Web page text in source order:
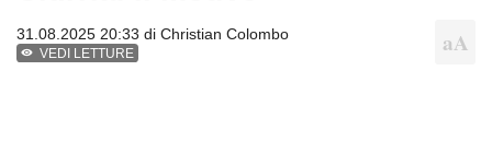
31.08.2025 20:33 di Christian Colombo
VEDI LETTURE